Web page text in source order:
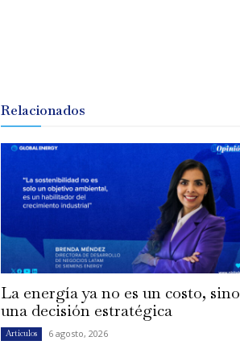
Relacionados
La energía ya no es un costo, sino
una decisión estratégica
Artículos 6 agosto, 2026